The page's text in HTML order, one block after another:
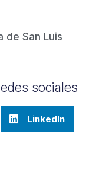
de San Luis
sociales
LinkedIn